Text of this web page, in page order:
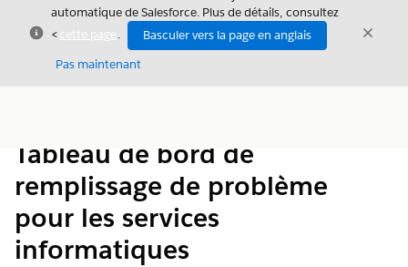
Fermer
automatique de Salesforce. Plus de détails, consultez
<cette page .
Basculer vers la page en anglais
Pas maintenant
Fermer
Tableau de bord de
remplissage de problème
pour les services
informatiques